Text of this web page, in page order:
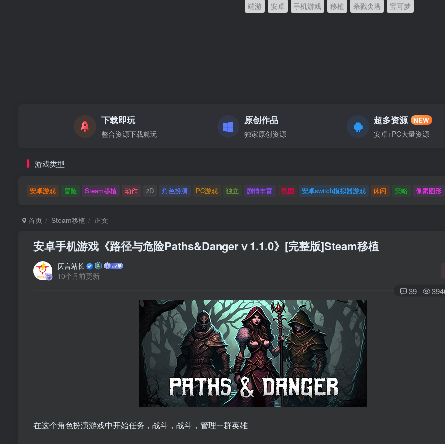
端游 安卓 手机游戏 移植 杀戮尖塔 宝可梦
下载即玩
整合资源下载就玩
原创作品
独家原创资源
超多资源 NEW
安卓+PC大量资源
游戏类型
安卓游戏 冒险 Steam移植 动作 2D 角色扮演 PC游戏 独立 剧情丰富 氛围 安卓switch模拟器游戏 休闲 策略 像素图形
首页 Steam移植 正文
安卓手机游戏《路径与危险Paths&Dangerⅴ1.1.0》[完整版]Steam移植
仄言站长
10个月前更新
39
在这个角色扮演游戏中开始任务，战斗，战斗，管理一群英雄